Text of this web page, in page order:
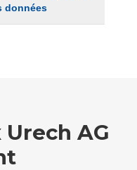
don­nées
AG